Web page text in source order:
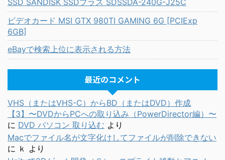
SSD SANDISK SSDプラス SDSSDA-240G-J25C
ビデオカード MSI GTX 980TI GAMING 6G [PCIExp
6GB]
eBayで検索上位に表示される方法
最近のコメント
VHS（またはVHS-C）からBD（またはDVD）作成
【3】〜DVDからPCへの取り込み（PowerDirector編）〜
に DVD パソコン 取り込む より
Macでファイル名が文字化けしてファイルが削除できない
に ｋ より